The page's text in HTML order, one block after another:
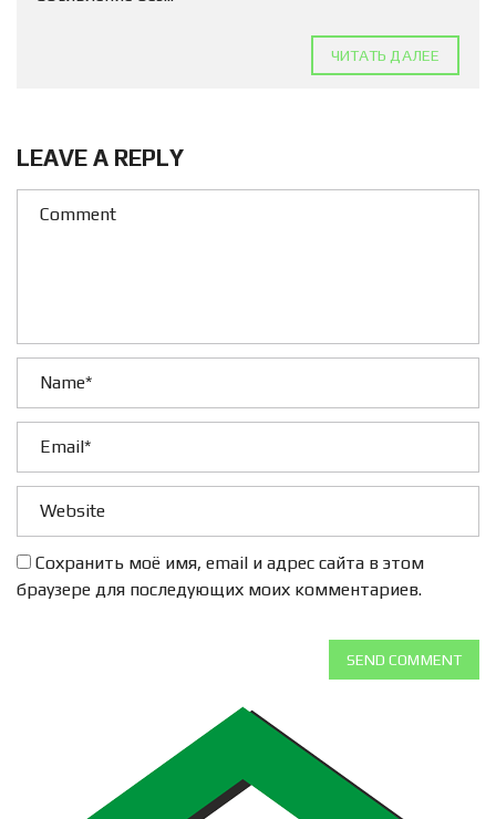
ЧИТАТЬ ДАЛЕЕ
LEAVE A REPLY
Сохранить моё имя, email и адрес сайта в этом
браузере для последующих моих комментариев.
SEND COMMENT